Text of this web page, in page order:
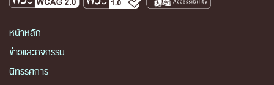
หน้าหลัก
ข่าวและกิจกรรม
นิทรรศการ